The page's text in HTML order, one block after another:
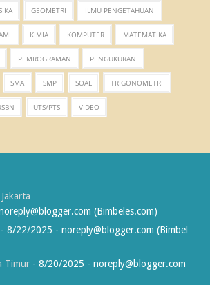
GEOMETRI ILMU PENGETAHUAN
KIMIA KOMPUTER MATEMATIKA
PEMROGRAMAN PENGUKURAN
SMA SMP SOAL TRIGONOMETRI
UTS/PTS VIDEO
(Bimbeles.com)
- 8/22/2025 - noreply@blogger.com (Bimbel
Timur - 8/20/2025 - noreply@blogger.com